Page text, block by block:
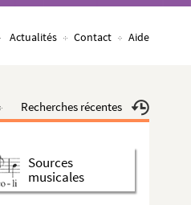
Actualités Contact Aide
Recherches récentes
Sources
musicales